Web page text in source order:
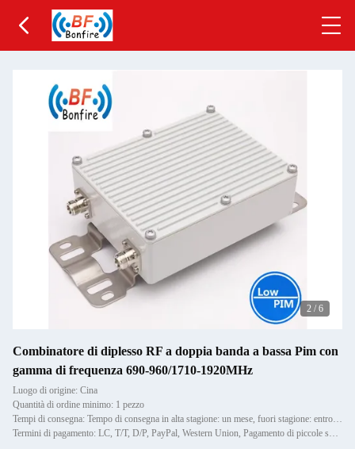
2 / 6
Combinatore di diplesso RF a doppia banda a bassa Pim con
gamma di frequenza 690-960/1710-1920MHz
Luogo di origine: Cina
Quantità di ordine minimo: 1 pezzo
Tempi di consegna: Tempo di consegna in alta stagione: un mese, fuori stagione: entro 15 giorni lavorativi
Termini di pagamento: LC, T/T, D/P, PayPal, Western Union, Pagamento di piccole somme, Money Gram